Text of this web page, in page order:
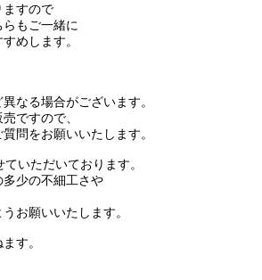
ますので
もご一緒に
めします。
なる場合がございます。
ですので、
問をお願いいたします。
いただいております。
少の不細工さや
お願いいたします。
す。